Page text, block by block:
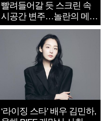
빨려들어갈 듯 스크린 속
시공간 변주…놀란의 메시
지는 ‘전쟁 속죄’
‘라이징 스타’ 배우 김민하,